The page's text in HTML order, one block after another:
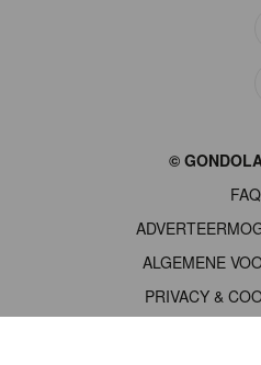
©
FAQ
ALGEMENE
PRIVACY &